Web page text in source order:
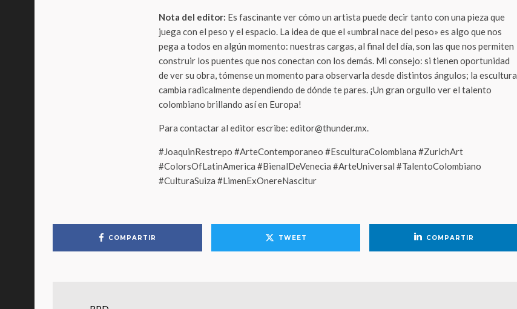
Nota del editor: Es fascinante ver cómo un artista puede decir tanto con una pieza que
juega con el peso y el espacio. La idea de que el «umbral nace del peso» es algo que nos
pega a todos en algún momento: nuestras cargas, al final del día, son las que nos permiten
construir los puentes que nos conectan con los demás. Mi consejo: si tienen oportunidad
de ver su obra, tómense un momento para observarla desde distintos ángulos; la escultura
cambia radicalmente dependiendo de dónde te pares. ¡Un gran orgullo ver el talento
colombiano brillando así en Europa!
Para contactar al editor escribe: editor@thunder.mx.
#JoaquinRestrepo #ArteContemporaneo #EsculturaColombiana #ZurichArt
#ColorsOfLatinAmerica #BienalDeVenecia #ArteUniversal #TalentoColombiano
#CulturaSuiza #LimenExOnereNascitur
COMPARTIR TWEET COMPARTIR